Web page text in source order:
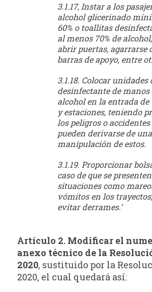
3.1.17, Instar a los
alcohol glicerinado
60% o toallitas
al menos 70% de
abrir puertas, agarrarse
barras de apoyo, entre
3.1.18. Colocar unidades
desinfectante de manos
alcohol en la entrada
y estaciones, teniendo
los peligros o accidentes
pueden derivarse de
manipulación de estos.
3.1.19. Proporcionar
caso de que se presenten
situaciones como
vómitos en los
evitar derrames.’
Artículo 2. Modificar el
anexo técnico de la
2020, sustituido por la
2020, el cual quedará así: